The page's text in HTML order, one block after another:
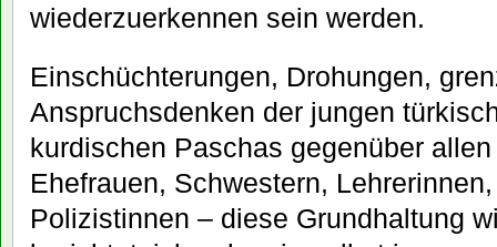
wiederzuerkennen sein werden.
Einschüchterungen, Drohungen,
Anspruchsdenken der jungen
kurdischen Paschas gegenüber
Ehefrauen, Schwestern,
Polizistinnen – diese Grundhaltung